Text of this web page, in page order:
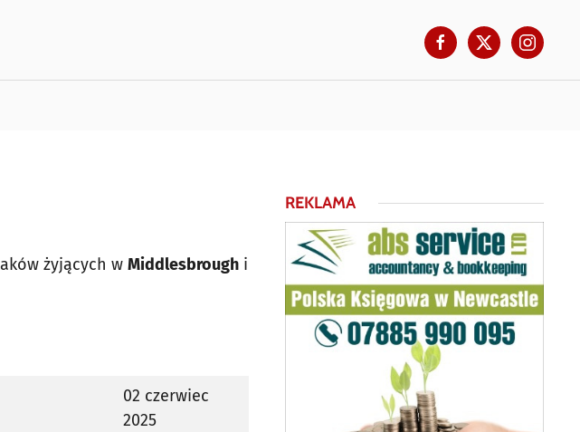
żyjących w Middlesbrough i
02 czerwiec
2025
REKLAMA